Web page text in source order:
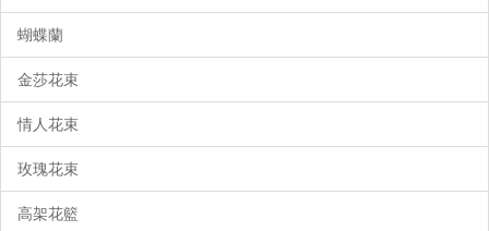
蝴蝶蘭
金莎花束
情人花束
玫瑰花束
高架花籃